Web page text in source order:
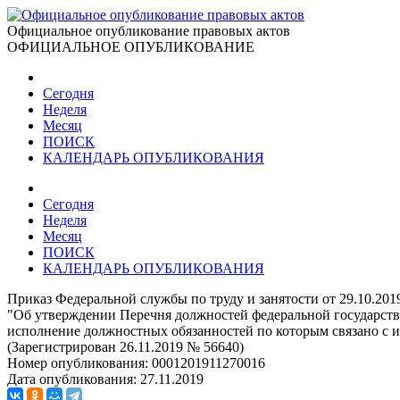
Официальное опубликование правовых актов
ОФИЦИАЛЬНОЕ ОПУБЛИКОВАНИЕ
Сегодня
Неделя
Месяц
ПОИСК
КАЛЕНДАРЬ ОПУБЛИКОВАНИЯ
Сегодня
Неделя
Месяц
ПОИСК
КАЛЕНДАРЬ ОПУБЛИКОВАНИЯ
Приказ Федеральной службы по труду и занятости от
"Об утверждении Перечня должностей федеральной
исполнение должностных обязанностей по которым связано с
(Зарегистрирован 26.11.2019 № 56640)
Номер опубликования: 0001201911270016
Дата опубликования: 27.11.2019